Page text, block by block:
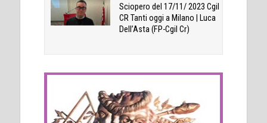
Sciopero del 17/11/ 2023 Cgil
CR Tanti oggi a Milano | Luca
Dell’Asta (FP-Cgil Cr)